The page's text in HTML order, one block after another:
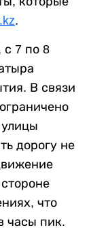
.
7 по 8
В связи
дорогу не
что
часы пик.